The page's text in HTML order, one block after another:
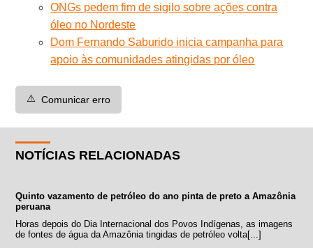
ONGs pedem fim de sigilo sobre ações contra
óleo no Nordeste
Dom Fernando Saburido inicia campanha para
apoio às comunidades atingidas por óleo
⚠️ Comunicar erro
NOTÍCIAS RELACIONADAS
Quinto vazamento de petróleo do ano pinta de preto a Amazônia
peruana
Horas depois do Dia Internacional dos Povos Indígenas, as imagens
de fontes de água da Amazônia tingidas de petróleo volta[...]